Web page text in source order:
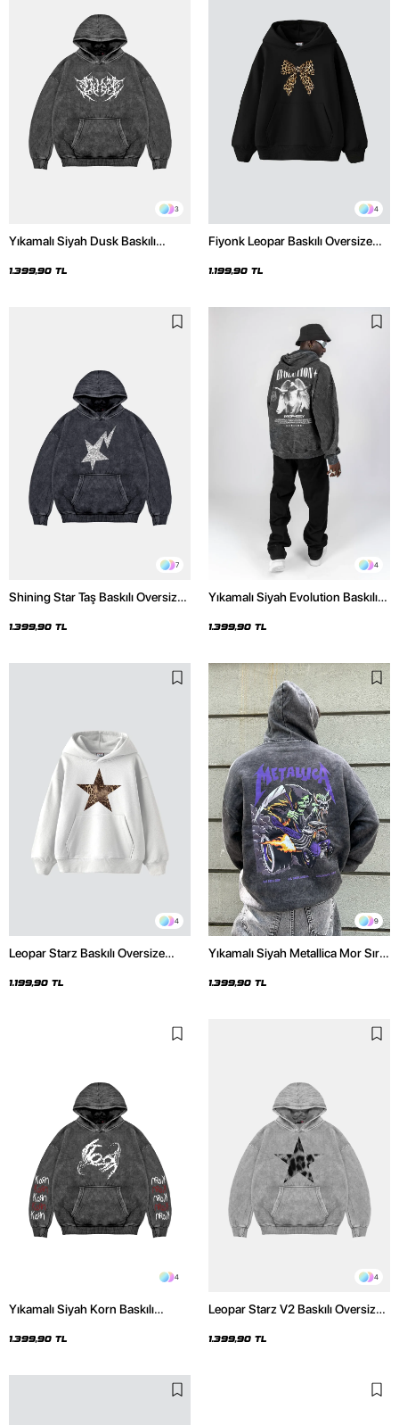
3
Yıkamalı Siyah Dusk Baskılı
1.399,90 TL
4
Fiyonk Leopar Baskılı Oversize
1.199,90 TL
7
Shining Star Taş Baskılı Oversize
Hoodie
1.399,90 TL
4
Yıkamalı Siyah Evolution Baskılı
Hoodie
1.399,90 TL
4
Leopar Starz Baskılı Oversize
1.199,90 TL
9
Yıkamalı Siyah Metallica Mor Sırt
Hoodie
1.399,90 TL
4
Yıkamalı Siyah Korn Baskılı
1.399,90 TL
4
Leopar Starz V2 Baskılı Oversize
Hoodie
1.399,90 TL